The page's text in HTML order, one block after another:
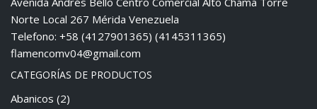
Norte Local 267 Mérida Venezuela
Telefono: +58 (4127901365) (4145311365)
flamencomv04@gmail.com
CATEGORÍAS DE PRODUCTOS
Abanicos (2)